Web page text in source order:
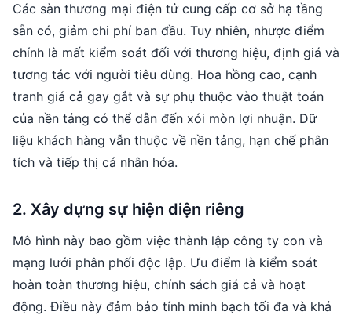
Các sàn thương mại điện tử cung cấp cơ sở hạ tầng
sẵn có, giảm chi phí ban đầu. Tuy nhiên, nhược điểm
chính là mất kiểm soát đối với thương hiệu, định giá và
tương tác với người tiêu dùng. Hoa hồng cao, cạnh
tranh giá cả gay gắt và sự phụ thuộc vào thuật toán
của nền tảng có thể dẫn đến xói mòn lợi nhuận. Dữ
liệu khách hàng vẫn thuộc về nền tảng, hạn chế phân
tích và tiếp thị cá nhân hóa.
2. Xây dựng sự hiện diện riêng
Mô hình này bao gồm việc thành lập công ty con và
mạng lưới phân phối độc lập. Ưu điểm là kiểm soát
hoàn toàn thương hiệu, chính sách giá cả và hoạt
động. Điều này đảm bảo tính minh bạch tối đa và khả